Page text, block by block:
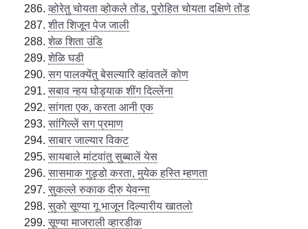
व्होरेतु चोयता व्होकले तोंड, पुरोहित चोयता दक्षिणे तोंड
शीत शिजून पेज जाली
शेळ शिता उंडि
शेळि घडी
सग पालक्येंतु बेसल्यारि व्हांवतलें कोण
सबाव न्हय घोड्याक शींग दिल्लेंना
सांगता एक, करता आनी एक
सांगिल्लें सग प्रमाण
साबार जाल्यार विकट
सायबाले मांटवांतु सुब्बालें येस
सासमाक गुड्डो करता, मुयेक हस्ति म्हणता
सुकल्ले रुकाक दीरु येवन्ना
सुको सूण्या गू भाजून दिल्यारीय खातलो
सूण्या माजराली व्हारडीक